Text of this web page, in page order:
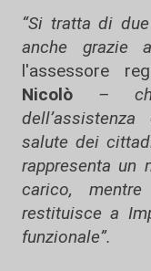
“Si tratta di
anche grazie
l'assessore
Nicolò
–
salute dei
rappresenta un
carico,
restituisce a
funzionale”.